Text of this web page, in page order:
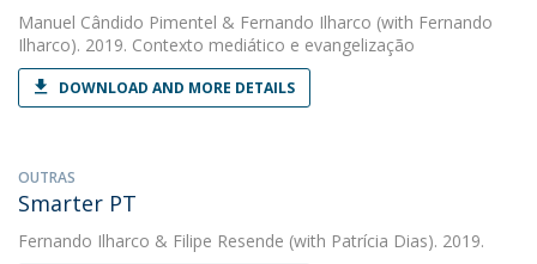
Manuel Cândido Pimentel & Fernando Ilharco (with Fernando
Ilharco). 2019. Contexto mediático e evangelização
DOWNLOAD AND MORE DETAILS
OUTRAS
Smarter PT
Fernando Ilharco & Filipe Resende (with Patrícia Dias). 2019.